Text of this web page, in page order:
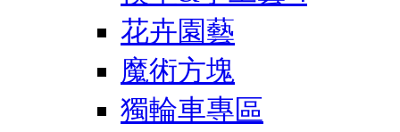
花卉園藝
魔術方塊
獨輪車專區